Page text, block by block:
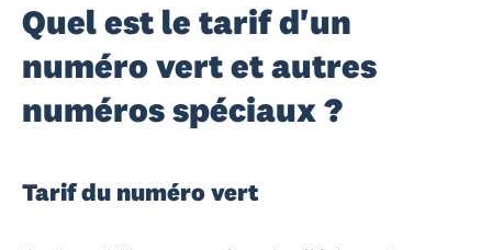
Quel est le tarif d'un
numéro vert et autres
numéros spéciaux ?
Tarif du numéro vert